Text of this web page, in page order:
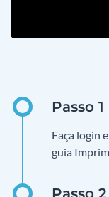
Faça login
guia